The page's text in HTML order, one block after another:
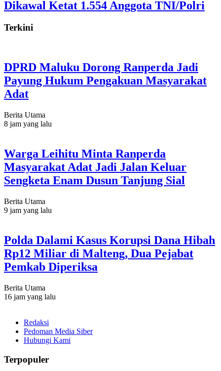
Dikawal Ketat 1.554 Anggota TNI/Polri
Terkini
DPRD Maluku Dorong Ranperda Jadi
Payung Hukum Pengakuan Masyarakat
Adat
Berita Utama
8 jam yang lalu
Warga Leihitu Minta Ranperda
Masyarakat Adat Jadi Jalan Keluar
Sengketa Enam Dusun Tanjung Sial
Berita Utama
9 jam yang lalu
Polda Dalami Kasus Korupsi Dana Hibah
Rp12 Miliar di Malteng, Dua Pejabat
Pemkab Diperiksa
Berita Utama
16 jam yang lalu
Redaksi
Pedoman Media Siber
Hubungi Kami
Terpopuler